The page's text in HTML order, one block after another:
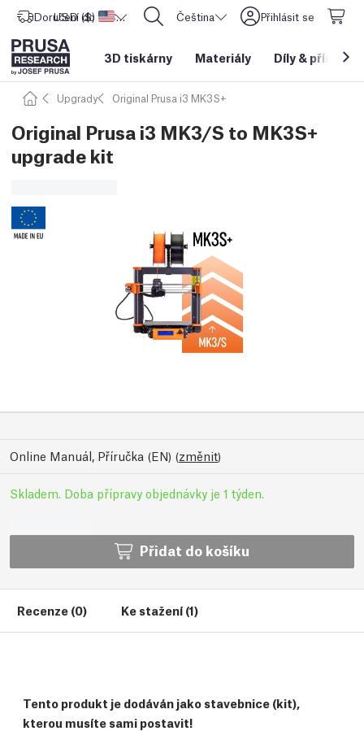
Doručení do Spojené státy americké
USD ($) CORE One L: Nyní skladem! Čeština Přihlásit se
3D tiskárny Materiály Díly &
Upgrady Original Prusa i3 MK3S+
Original Prusa i3 MK3/S to MK3S+
upgrade kit
Online Manuál, Příručka (EN) (změnit)
Skladem. Doba přípravy objednávky je 1 týden.
Přidat do košíku
Recenze (0) Ke stažení (1)
Tento produkt je dodáván jako stavebnice (kit),
kterou musíte sami postavit!